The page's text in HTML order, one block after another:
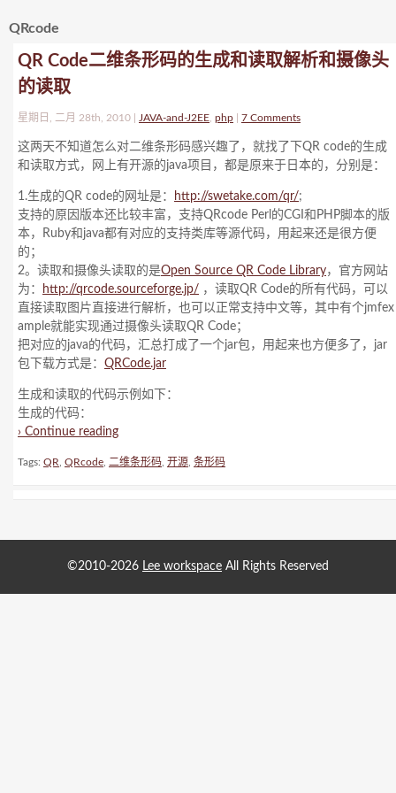
QRcode
QR Code二维条形码的生成和读取解析和摄像头
的读取
星期日, 二月 28th, 2010 | JAVA-and-J2EE php 7 Comments
这两天不知道怎么对二维条形码感兴趣了，就找了下QR code的生成
和读取方式，网上有开源的java项目，都是原来于日本的，分别是：
1.生成的QR code的网址是： http://swetake.com/qr/;
支持的原因版本还比较丰富，支持QRcode Perl的CGI和PHP脚本的版
本，Ruby和java都有对应的支持类库等源代码，用起来还是很方便
的；
2。读取和摄像头读取的是Open Source QR Code Library，官方网站
为：
http://qrcode.sourceforge.jp/ ，读取QR Code的所有代码，可以
直接读取图片直接进行解析，也可以正常支持中文等，其中有个jmfex
ample就能实现通过摄像头读取QR Code；
把对应的java的代码，汇总打成了一个jar包，用起来也方便多了，jar
包下载方式是： QRCode.jar
生成和读取的代码示例如下：
生成的代码：
› Continue reading
Tags: QR QRcode 二维条形码 开源 条形码
©2010-2026 Lee workspace All Rights Reserved